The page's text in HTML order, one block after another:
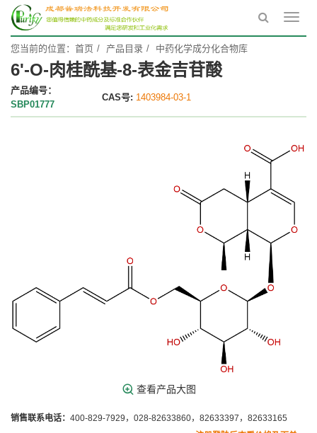
您当前的位置： 首页 产品目录 中药化学成分化合物库
6'-O-肉桂酰基-8-表金吉苷酸
产品编号：
SBP01777
CAS号: 1403984-03-1
查看产品大图
销售联系电话： 400-829-7929，028-82633860，82633397，82633165